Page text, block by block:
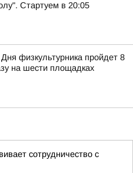
Стартуем в 20:05
физкультурника пройдет 8
на шести площадках
сотрудничество с